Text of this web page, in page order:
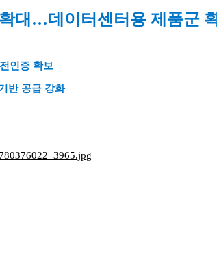
대…데이터센터용 제품군
인증 확보
반 공급 강화